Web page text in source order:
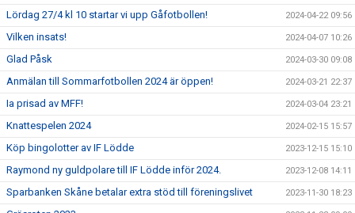
Lördag 27/4 kl 10 startar vi upp Gåfotbollen! 2024-04-22 09:56
Vilken insats! 2024-04-07 10:26
Glad Påsk 2024-03-30 09:08
Anmälan till Sommarfotbollen 2024 är öppen! 2024-03-21 22:37
Ia prisad av MFF! 2024-03-04 23:21
Knattespelen 2024 2024-02-15 15:57
Köp bingolotter av IF Lödde 2023-12-15 15:10
Raymond ny guldpolare till IF Lödde inför 2024. 2023-12-08 14:11
Sparbanken Skåne betalar extra stöd till föreningslivet 2023-11-30 18:23